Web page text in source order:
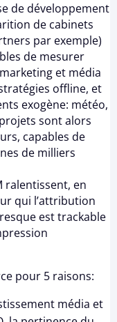
de développement
de cabinets
par exemple)
de mesurer
et média
offline, et
exogène: météo,
sont alors
capables de
de milliers
ralentissent, en
qui l’attribution
est trackable
pour 5 raisons:
média et